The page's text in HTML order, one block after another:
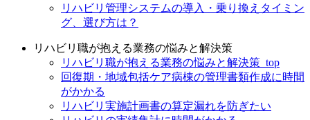
リハビリ管理システムの導入・乗り換えタイミン
グ、選び方は？
リハビリ職が抱える業務の悩みと解決策
リハビリ職が抱える業務の悩みと解決策_top
回復期・地域包括ケア病棟の管理書類作成に時間
がかかる
リハビリ実施計画書の算定漏れを防ぎたい